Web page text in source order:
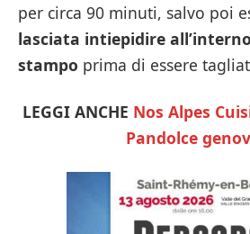
per circa 90 minuti, salvo poi
lasciata intiepidire
stampo prima di essere
LEGGI ANCHE Nos Alpes
Pandolce